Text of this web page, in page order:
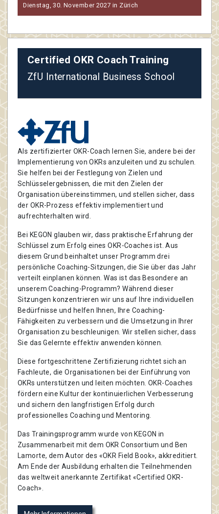
Dienstag, 30. November 2027 in Zürich
Certified OKR Coach Training
ZfU International Business School
Als zertifizierter OKR-Coach lernen Sie, andere bei der
Implementierung von OKRs anzuleiten und zu schulen.
Sie helfen bei der Festlegung von Zielen und
Schlüsselergebnissen, die mit den Zielen der
Organisation übereinstimmen, und stellen sicher, dass
der OKR-Prozess effektiv implementiert und
aufrechterhalten wird.
Bei KEGON glauben wir, dass praktische Erfahrung der
Schlüssel zum Erfolg eines OKR-Coaches ist. Aus
diesem Grund beinhaltet unser Programm drei
persönliche Coaching-Sitzungen, die Sie über das Jahr
verteilt einplanen können. Was ist das Besondere an
unserem Coaching-Programm? Während dieser
Sitzungen konzentrieren wir uns auf Ihre individuellen
Bedürfnisse und helfen Ihnen, Ihre Coaching-
Fähigkeiten zu verbessern und die Umsetzung in Ihrer
Organisation zu beschleunigen. Wir stellen sicher, dass
Sie das Gelernte effektiv anwenden können.
Diese fortgeschrittene Zertifizierung richtet sich an
Fachleute, die Organisationen bei der Einführung von
OKRs unterstützen und leiten möchten. OKR-Coaches
fördern eine Kultur der kontinuierlichen Verbesserung
und sichern den langfristigen Erfolg durch
professionelles Coaching und Mentoring.
Das Trainingsprogramm wurde von KEGON in
Zusammenarbeit mit dem OKR Consortium und Ben
Lamorte, dem Autor des «OKR Field Book», akkreditiert.
Am Ende der Ausbildung erhalten die Teilnehmenden
das weltweit anerkannte Zertifikat «Certified OKR-
Coach».